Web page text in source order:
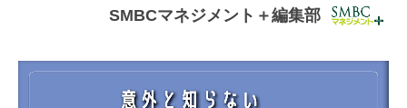
イベント・セミナーSMBCマネジメント＋編集部